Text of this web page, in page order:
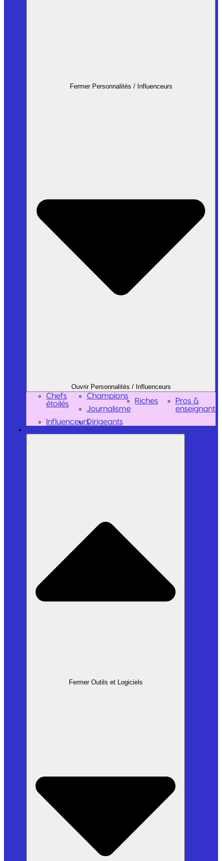
Fermer Personnalités / Influenceurs
Ouvrir Personnalités / Influenceurs
Chefs
étoilés
Champions
Journalisme
InfluenceursDirigeants
Riches
Pros &
enseignants
Fermer Outils et Logiciels